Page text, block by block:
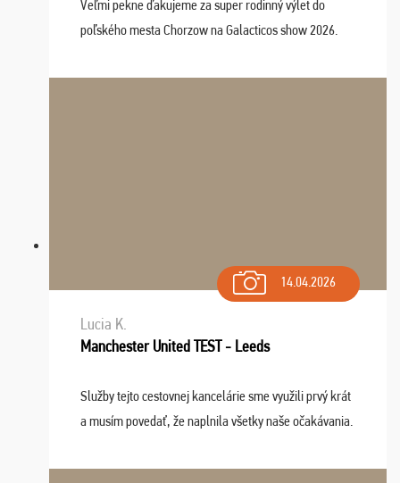
Veľmi pekne ďakujeme za super rodinný výlet do
poľského mesta Chorzow na Galacticos show 2026.
Navštívili sme aj zábavný park Legendia, previe ...
14.04.2026
Lucia K.
Manchester United TEST - Leeds
Služby tejto cestovnej kancelárie sme využili prvý krát
a musím povedať, že naplnila všetky naše očakávania.
dispozícii nonstop (milí, profesionálni ...